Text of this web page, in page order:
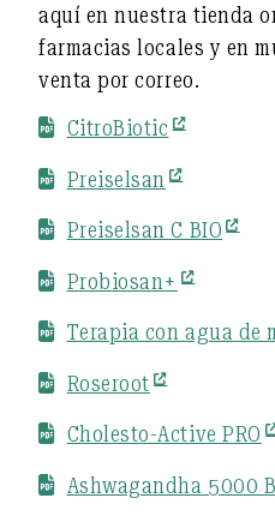
aquí en nuestra tienda
farmacias locales y en
venta por correo.
CitroBiotic
Preiselsan
Preiselsan C BIO
Probiosan+
Terapia con agua de
Roseroot
Cholesto-Active PRO
Ashwagandha 5000